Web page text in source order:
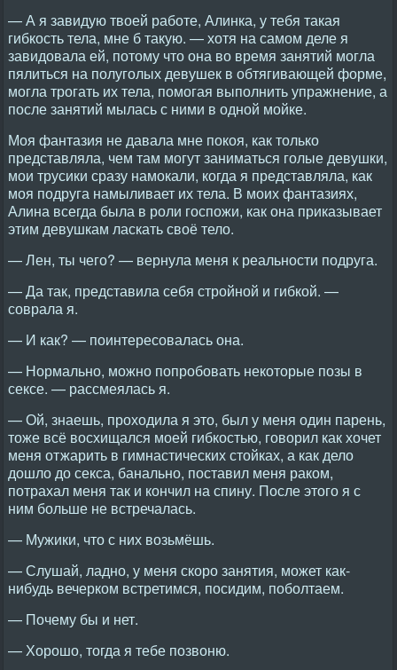
— А я завидую твоей работе, Алинка, у тебя такая
гибкость тела, мне б такую. — хотя на самом деле я
завидовала ей, потому что она во время занятий могла
пялиться на полуголых девушек в обтягивающей форме,
могла трогать их тела, помогая выполнить упражнение, а
после занятий мылась с ними в одной мойке.
Моя фантазия не давала мне покоя, как только
представляла, чем там могут заниматься голые девушки,
мои трусики сразу намокали, когда я представляла, как
моя подруга намыливает их тела. В моих фантазиях,
Алина всегда была в роли госпожи, как она приказывает
этим девушкам ласкать своё тело.
— Лен, ты чего? — вернула меня к реальности подруга.
— Да так, представила себя стройной и гибкой. —
соврала я.
— И как? — поинтересовалась она.
— Нормально, можно попробовать некоторые позы в
сексе. — рассмеялась я.
— Ой, знаешь, проходила я это, был у меня один парень,
тоже всё восхищался моей гибкостью, говорил как хочет
меня отжарить в гимнастических стойках, а как дело
дошло до секса, банально, поставил меня раком,
потрахал меня так и кончил на спину. После этого я с
ним больше не встречалась.
— Мужики, что с них возьмёшь.
— Слушай, ладно, у меня скоро занятия, может как-
нибудь вечерком встретимся, посидим, поболтаем.
— Почему бы и нет.
— Хорошо, тогда я тебе позвоню.